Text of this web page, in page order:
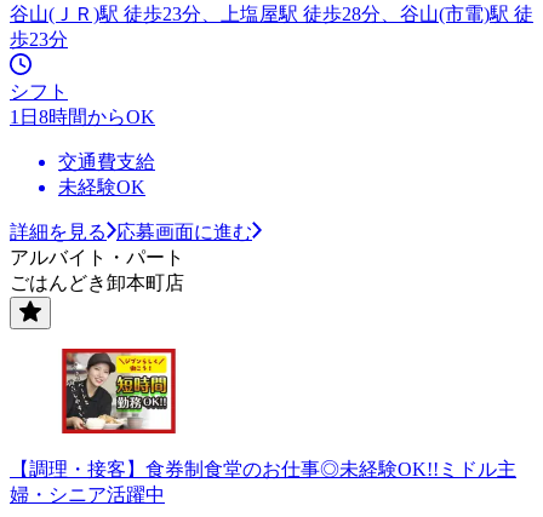
谷山(ＪＲ)駅 徒歩23分、上塩屋駅 徒歩28分、谷山(市電)駅 徒
歩23分
シフト
1日8時間からOK
交通費支給
未経験OK
詳細を見る
応募画面に進む
アルバイト・パート
ごはんどき卸本町店
【調理・接客】食券制食堂のお仕事◎未経験OK!!ミドル主
婦・シニア活躍中